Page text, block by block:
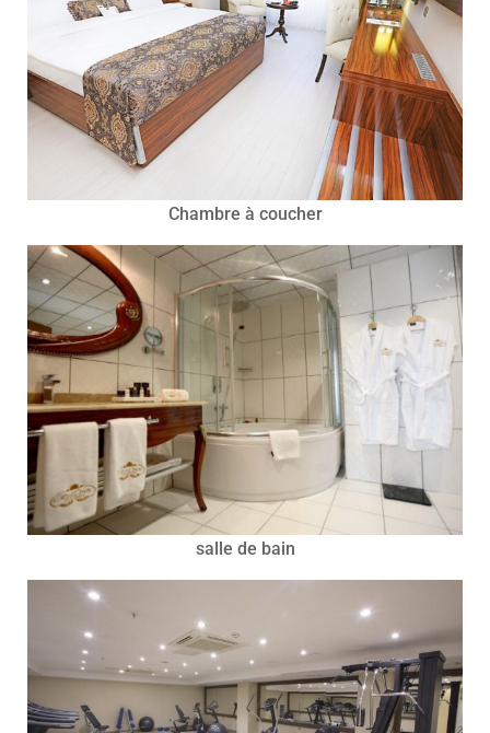
Chambre à coucher
salle de bain